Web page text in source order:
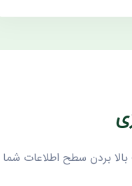
بردن سطح اطلاعات شما